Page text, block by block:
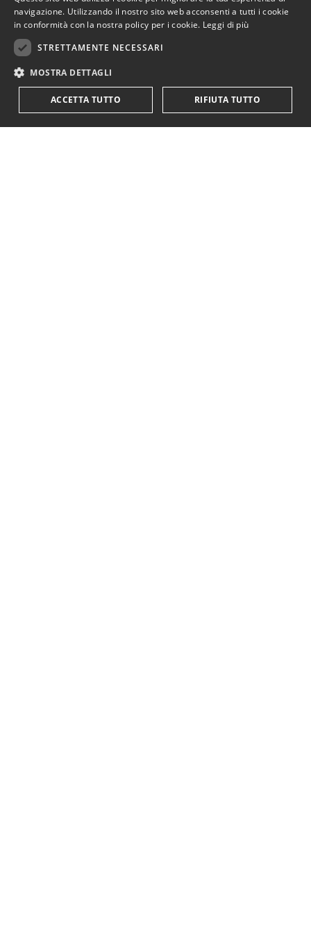
navigazione. Utilizzando il nostro sito web acconsenti a tutti i cookie
in conformità con la nostra policy per i cookie. Leggi di più
STRETTAMENTE NECESSARI
MOSTRA DETTAGLI
ACCETTA TUTTO RIFIUTA TUTTO